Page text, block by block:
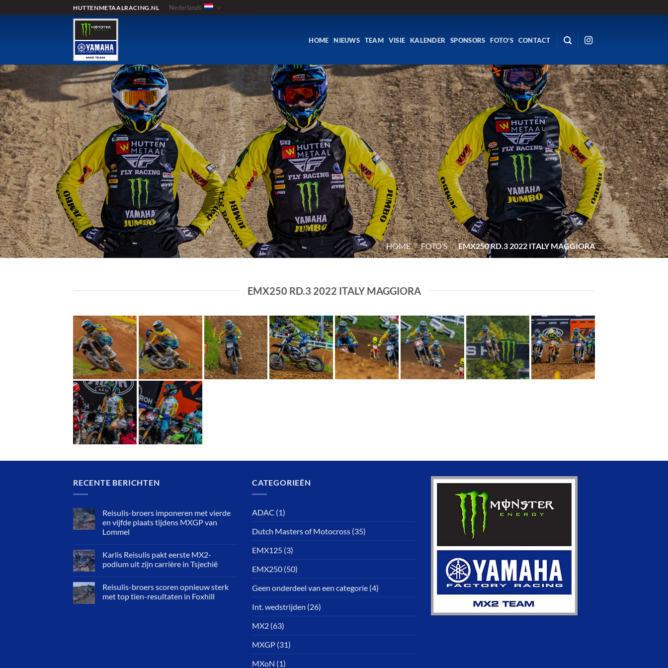
naar
HUTTENMETAALRACING.NL Nederlands
HOME NIEUWS TEAM VISIE KALENDER SPONSORS FOTO’S CONTACT
HOME / FOTO’S / EMX250 RD.3 2022 ITALY MAGGIORA
EMX250 RD.3 2022 ITALY MAGGIORA
RECENTE BERICHTEN
Reisulis-broers imponeren met vierde
en vijfde plaats tijdens MXGP van
Lommel
Karlis Reisulis pakt eerste MX2-
podium uit zijn carrière in Tsjechië
Reisulis-broers scoren opnieuw sterk
met top tien-resultaten in Foxhill
CATEGORIEËN
ADAC (1)
Dutch Masters of Motocross (35)
EMX125 (3)
EMX250 (50)
Geen onderdeel van een categorie (4)
Int. wedstrijden (26)
MX2 (63)
MXGP (31)
MXoN (1)